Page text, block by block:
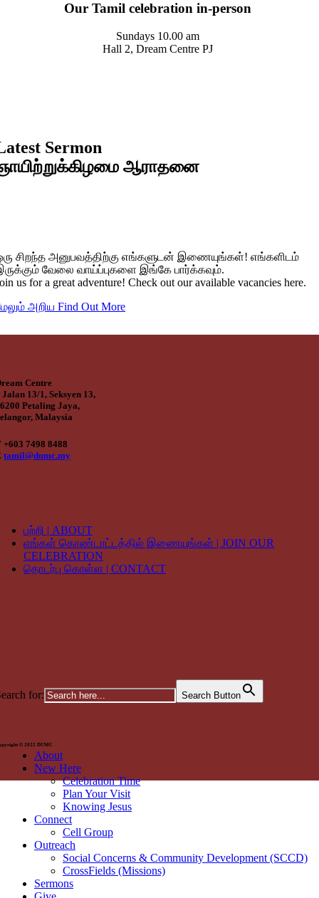
Our Tamil celebration in-person
Sundays 10.00 am
Hall 2, Dream Centre PJ
Sermon
ஆராதனை
சிறந்த அனுபவத்திற்கு எங்களுடன் இணையுங்கள்! எங்களிடம்
வேலை வாய்ப்புகளை இங்கே பார்க்கவும்.
us for a great adventure! Check out our available vacancies here.
அறிய Find Out More
Centre
Jalan 13/1, Seksyen 13,
Petaling Jaya,
Malaysia
+603 7498 8488
tamil@dumc.my
பற்றி | ABOUT
எங்கள் கொண்டாட்டத்தில் இணையுங்கள் | JOIN OUR
CELEBRATION
தொடர்பு கொள்ள | CONTACT
for: Search Button
© 2022 DUMC
About
New Here
Celebration Time
Plan Your Visit
Knowing Jesus
Connect
Cell Group
Outreach
Social Concerns & Community Development (SCCD)
CrossFields (Missions)
Sermons